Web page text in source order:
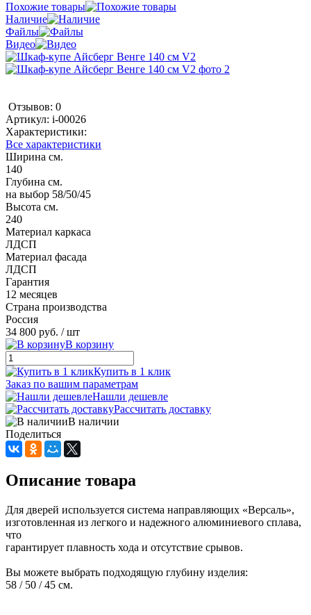
Похожие товары
Наличие
Файлы
Видео
Отзывов: 0
Артикул: i-00026
Характеристики:
Все характеристики
Ширина см.
140
Глубина см.
на выбор 58/50/45
Высота см.
240
Материал каркаса
ЛДСП
Материал фасада
ЛДСП
Гарантия
12 месяцев
Страна производства
Россия
34 800 руб. / шт
В корзину
Купить в 1 клик
Заказ по вашим параметрам
Нашли дешевле
Рассчитать доставку
В наличии
Поделиться
Описание товара
Для дверей используется система направляющих «Версаль»,
изготовленная из легкого и надежного алюминиевого сплава,
что
гарантирует плавность хода и отсутствие срывов.
Вы можете выбрать подходящую глубину изделия:
58 / 50 / 45 см.